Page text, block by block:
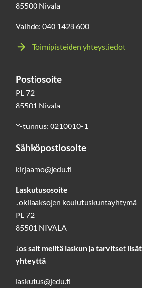
85500 Nivala
Vaihde: 040 1428 600
Toimipisteiden yhteystiedot
Postiosoite
PL 72
85501 Nivala
Y-tunnus: 0210010-1
Sähköpostiosoite
kirjaamo@jedu.fi
Laskutusosoite
Jokilaaksojen koulutuskuntayhtymä
PL 72
85501 NIVALA
Jos sait meiltä laskun ja tarvitset
yhteyttä
laskutus@jedu.fi